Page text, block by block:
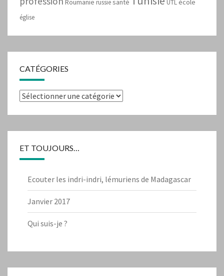
Roumanie russiesanté UTLécole
église
CATÉGORIES
Catégories
ET TOUJOURS…
Ecouter les indri-indri, lémuriens de Madagascar
Janvier 2017
Qui suis-je ?